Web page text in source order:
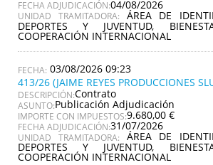
FECHA ADJUDICACIÓN:04/08/2026
UNIDAD TRAMITADORA: ÁREA DE
DEPORTES Y JUVENTUD,
COOPERACIÓN INTERNACIONAL
03/08/2026 09:23
413/26 (JAIME REYES PRODUCCIONES
DESCRIPCIÓN:Contrato
ASUNTO:Publicación Adjudicación
IMPORTE CON IMPUESTOS:9.680,00 €
FECHA ADJUDICACIÓN:31/07/2026
UNIDAD TRAMITADORA: ÁREA DE
DEPORTES Y JUVENTUD,
COOPERACIÓN INTERNACIONAL